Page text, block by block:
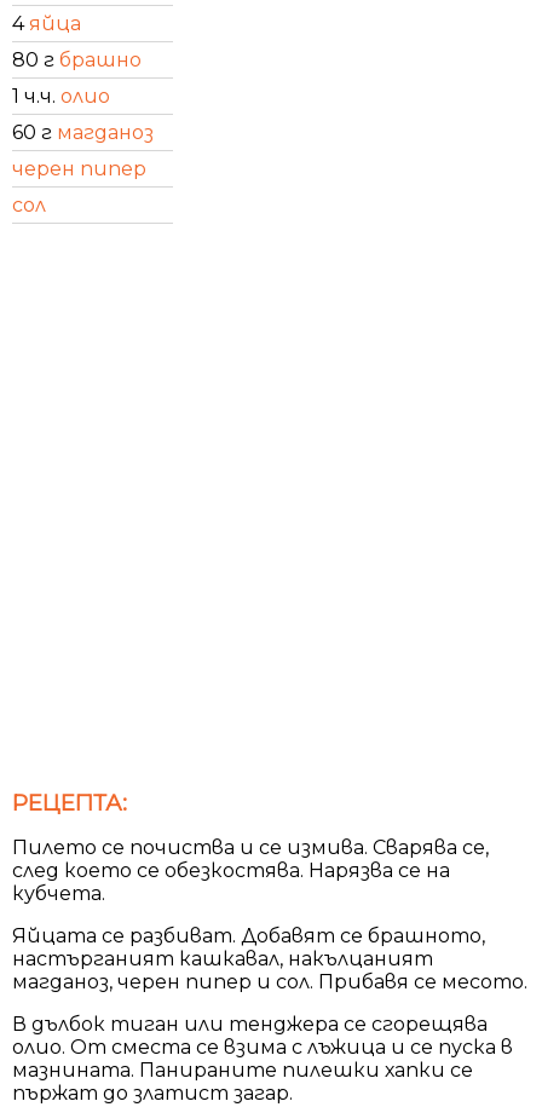
4 яйца
80 г брашно
1 ч.ч. олио
60 г магданоз
черен пипер
сол
РЕЦЕПТА:
Пилето се почиства и се измива. Сварява се,
след което се обезкостява. Нарязва се на
кубчета.
Яйцата се разбиват. Добавят се брашното,
настърганият кашкавал, накълцаният
магданоз, черен пипер и сол. Прибавя се месото.
В дълбок тиган или тенджера се сгорещява
олио. От сместа се взима с лъжица и се пуска в
мазнината. Панираните пилешки хапки се
пържат до златист загар.